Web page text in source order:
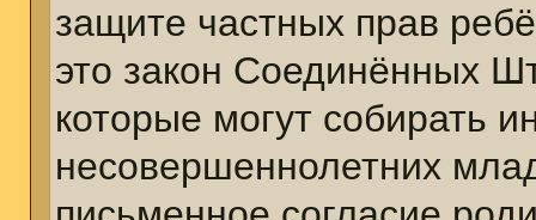
защите частных прав
это закон Соединённых
которые могут собирать
несовершеннолетних